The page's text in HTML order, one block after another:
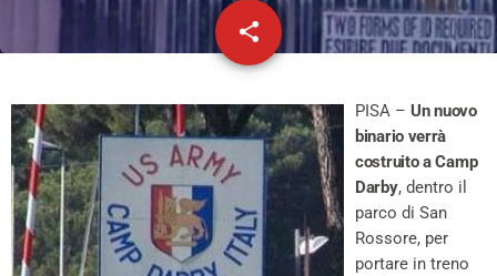
share
email
PISA – Un nuovo
binario verrà
costruito a Camp
Darby, dentro il
parco di San
Rossore, per
portare in treno